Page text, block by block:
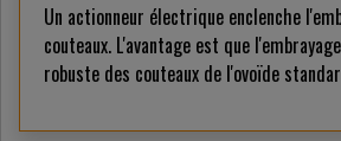
Un actionneur électrique enclenche
couteaux. L'avantage est que
robuste des couteaux de l'ovoïde